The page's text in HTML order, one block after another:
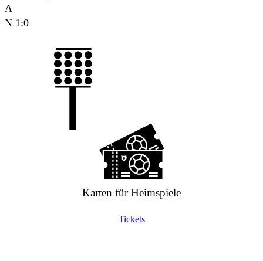
A
N 1:0
Karten für Heimspiele
Tickets